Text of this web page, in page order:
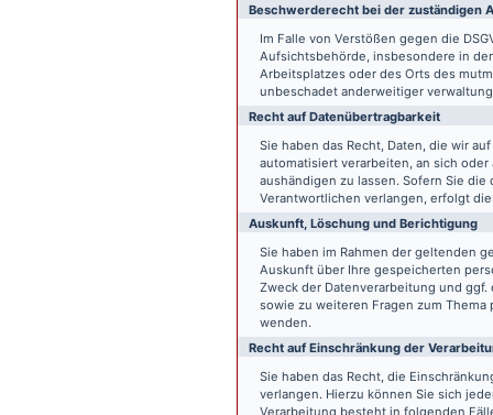
Beschwerde­recht bei der zuständigen
Im Falle von Verstößen gegen die
Aufsichtsbehörde, insbesondere in
Arbeitsplatzes oder des Orts des
unbeschadet anderweitiger
Recht auf Daten­übertrag­barkeit
Sie haben das Recht, Daten, die wir
automatisiert verarbeiten, an sich
aushändigen zu lassen. Sofern Sie
Verantwortlichen verlangen, erfolgt
Auskunft, Löschung und Berichtigung
Sie haben im Rahmen der geltenden
Auskunft über Ihre gespeicherten
Zweck der Datenverarbeitung und
sowie zu weiteren Fragen zum
wenden.
Recht auf Einschränkung der
Sie haben das Recht, die
verlangen. Hierzu können Sie sich
Verarbeitung besteht in folgenden